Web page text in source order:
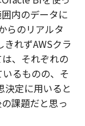
内のデータに
らのリアルタ
れずAWSクラ
、それぞれの
るものの、そ
決定に用いると
課題だと思っ